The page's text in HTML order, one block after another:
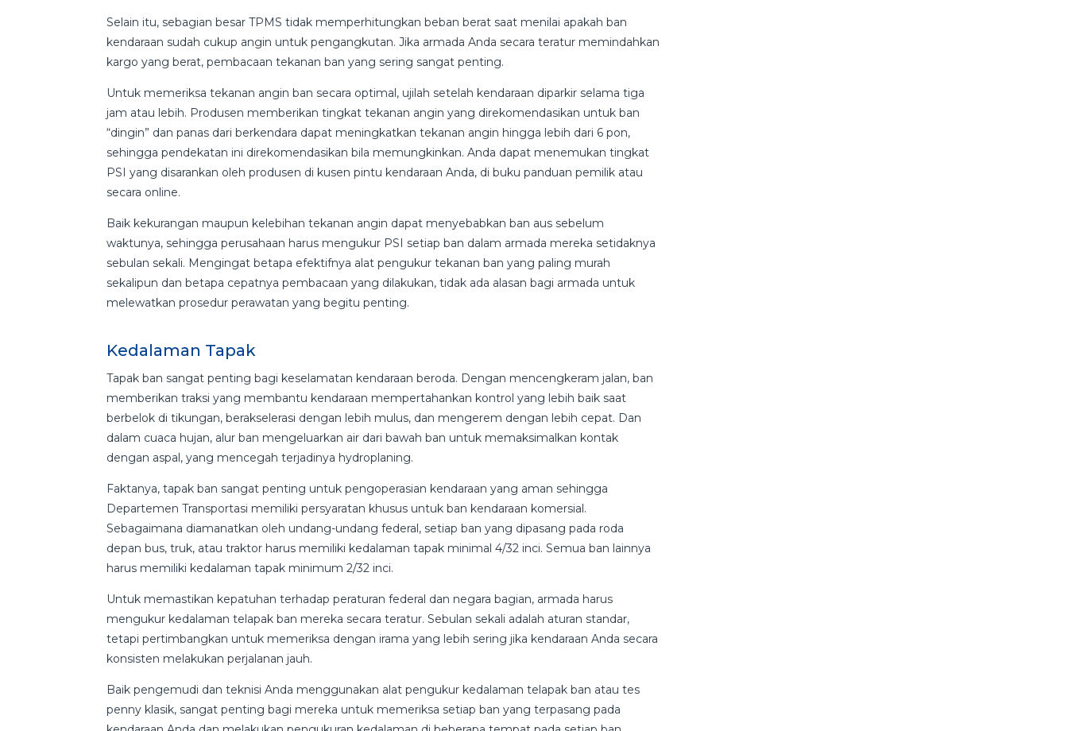
Selain itu, sebagian besar TPMS tidak memperhitungkan beban berat saat menilai apakah ban
kendaraan sudah cukup angin untuk pengangkutan. Jika armada Anda secara teratur memindahkan
kargo yang berat, pembacaan tekanan ban yang sering sangat penting.
Untuk memeriksa tekanan angin ban secara optimal, ujilah setelah kendaraan diparkir selama tiga
jam atau lebih. Produsen memberikan tingkat tekanan angin yang direkomendasikan untuk ban
“dingin” dan panas dari berkendara dapat meningkatkan tekanan angin hingga lebih dari 6 pon,
sehingga pendekatan ini direkomendasikan bila memungkinkan. Anda dapat menemukan tingkat
PSI yang disarankan oleh produsen di kusen pintu kendaraan Anda, di buku panduan pemilik atau
secara online.
Baik kekurangan maupun kelebihan tekanan angin dapat menyebabkan ban aus sebelum
waktunya, sehingga perusahaan harus mengukur PSI setiap ban dalam armada mereka setidaknya
sebulan sekali. Mengingat betapa efektifnya alat pengukur tekanan ban yang paling murah
sekalipun dan betapa cepatnya pembacaan yang dilakukan, tidak ada alasan bagi armada untuk
melewatkan prosedur perawatan yang begitu penting.
Kedalaman Tapak
Tapak ban sangat penting bagi keselamatan kendaraan beroda. Dengan mencengkeram jalan, ban
memberikan traksi yang membantu kendaraan mempertahankan kontrol yang lebih baik saat
berbelok di tikungan, berakselerasi dengan lebih mulus, dan mengerem dengan lebih cepat. Dan
dalam cuaca hujan, alur ban mengeluarkan air dari bawah ban untuk memaksimalkan kontak
dengan aspal, yang mencegah terjadinya hydroplaning.
Faktanya, tapak ban sangat penting untuk pengoperasian kendaraan yang aman sehingga
Departemen Transportasi memiliki persyaratan khusus untuk ban kendaraan komersial.
Sebagaimana diamanatkan oleh undang-undang federal, setiap ban yang dipasang pada roda
depan bus, truk, atau traktor harus memiliki kedalaman tapak minimal 4/32 inci. Semua ban lainnya
harus memiliki kedalaman tapak minimum 2/32 inci.
Untuk memastikan kepatuhan terhadap peraturan federal dan negara bagian, armada harus
mengukur kedalaman telapak ban mereka secara teratur. Sebulan sekali adalah aturan standar,
tetapi pertimbangkan untuk memeriksa dengan irama yang lebih sering jika kendaraan Anda secara
konsisten melakukan perjalanan jauh.
Baik pengemudi dan teknisi Anda menggunakan alat pengukur kedalaman telapak ban atau tes
penny klasik, sangat penting bagi mereka untuk memeriksa setiap ban yang terpasang pada